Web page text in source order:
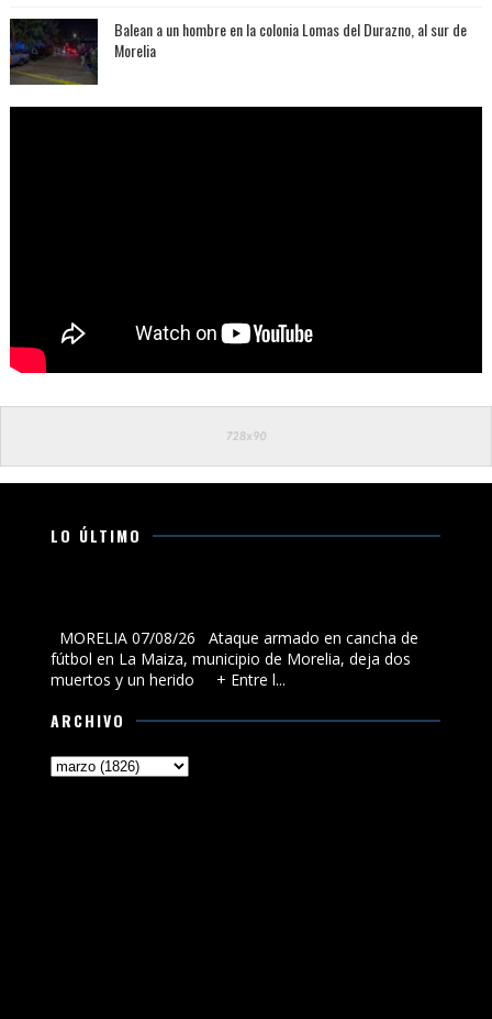
Balean a un hombre en la colonia Lomas del Durazno, al sur de
Morelia
LO ÚLTIMO
MORELIA 07/08/26 Ataque armado en cancha de
fútbol en La Maiza, municipio de Morelia, deja dos
muertos y un herido + Entre l...
ARCHIVO